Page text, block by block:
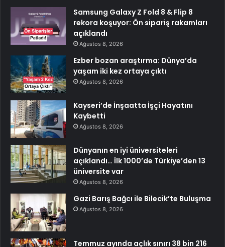
Samsung Galaxy Z Fold 8 & Flip 8
rekora koşuyor: Ön sipariş rakamları
açıklandı
Ağustos 8, 2026
Ezber bozan araştırma: Dünya’da
yaşam iki kez ortaya çıktı
Ağustos 8, 2026
Kayseri’de İnşaatta İşçi Hayatını
Kaybetti
Ağustos 8, 2026
Dünyanın en iyi üniversiteleri
açıklandı… İlk 1000’de Türkiye’den 13
üniversite var
Ağustos 8, 2026
Gazi Barış Bağcı ile Bilecik’te Buluşma
Ağustos 8, 2026
Temmuz ayında açlık sınırı 38 bin 216